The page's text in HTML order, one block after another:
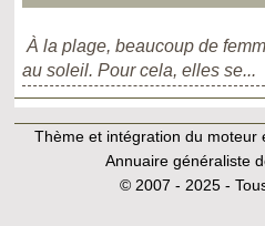
À la plage, beaucoup de
au soleil. Pour cela, elles se...
Thème et intégration du moteur
Annuaire généraliste
© 2007 - 2025 -